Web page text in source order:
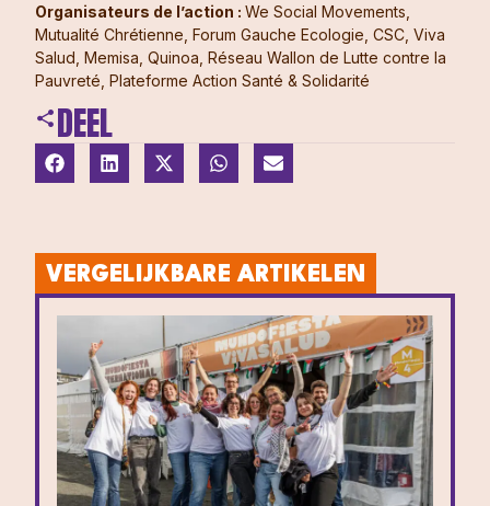
Organisateurs de l’action : We Social Movements,
Mutualité Chrétienne, Forum Gauche Ecologie, CSC, Viva
Salud, Memisa, Quinoa, Réseau Wallon de Lutte contre la
Pauvreté, Plateforme Action Santé & Solidarité
DEEL
VERGELIJKBARE ARTIKELEN